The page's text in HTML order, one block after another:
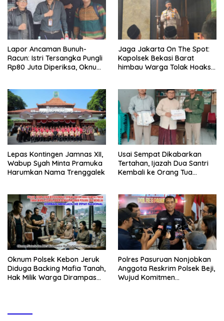
Lapor Ancaman Bunuh-
Racun: Istri Tersangka Pungli
Rp80 Juta Diperiksa, Oknum
Jaga Jakarta On The Spot:
Kapolsek Bekasi Barat
himbau Warga Tolak Hoaks
Lepas Kontingen Jamnas XII,
Wabup Syah Minta Pramuka
Harumkan Nama Trenggalek
Usai Sempat Dikabarkan
Tertahan, Ijazah Dua Santri
Kembali ke Orang Tua
Oknum Polsek Kebon Jeruk
Diduga Backing Mafia Tanah,
Hak Milik Warga Dirampas
Polres Pasuruan Nonjobkan
Anggota Reskrim Polsek Beji,
Wujud Komitmen